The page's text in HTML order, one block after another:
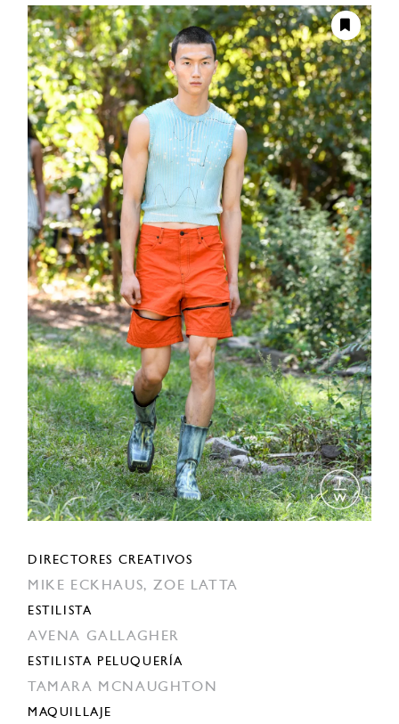
DIRECTORES CREATIVOS
MIKE ECKHAUS,ZOE LATTA
ESTILISTA
AVENA GALLAGHER
ESTILISTA PELUQUERÍA
TAMARA MCNAUGHTON
MAQUILLAJE